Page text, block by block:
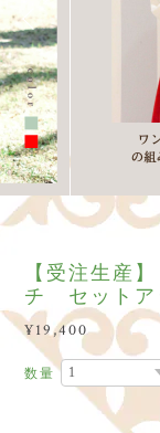
【受注生産
チ セットア
¥19,400
数量